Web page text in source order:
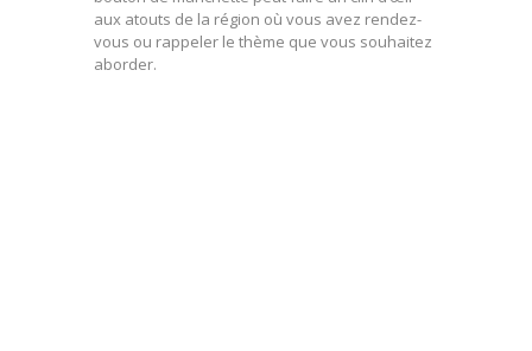
aux atouts de la région où vous avez rendez-
vous ou rappeler le thème que vous souhaitez
aborder.